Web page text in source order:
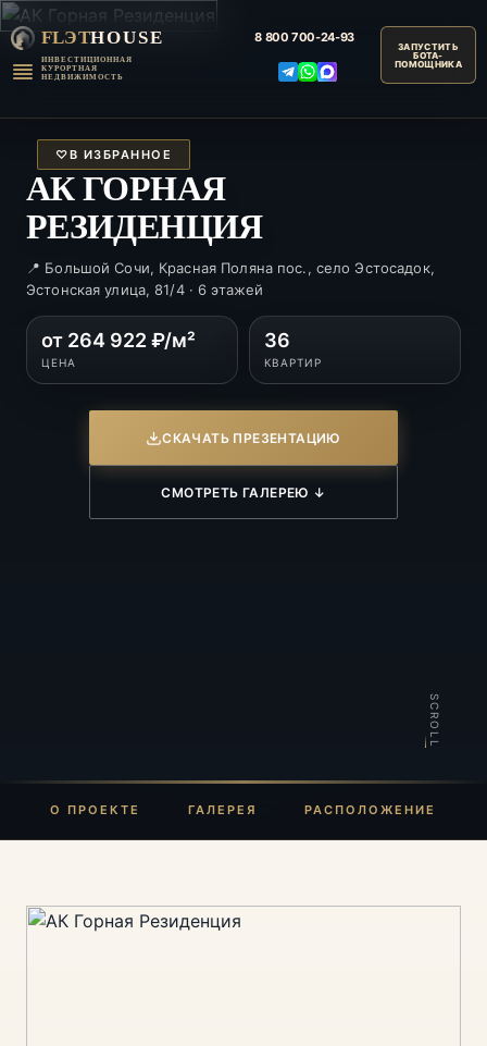
FLЭTHOUSE
ИНВЕСТИЦИОННАЯ
КУРОРТНАЯ
НЕДВИЖИМОСТЬ
8 800 700-24-93
SCROLL
♡В ИЗБРАННОЕ
АК ГОРНАЯ
РЕЗИДЕНЦИЯ
📍 Большой Сочи, Красная Поляна пос., село Эстосадок,
Эстонская улица, 81/4 · 6 этажей
от 264 922 ₽/м²
ЦЕНА
36
КВАРТИР
СКАЧАТЬ ПРЕЗЕНТАЦИЮ
СМОТРЕТЬ ГАЛЕРЕЮ ↓
О ПРОЕКТЕ ГАЛЕРЕЯ РАСПОЛОЖЕНИЕ